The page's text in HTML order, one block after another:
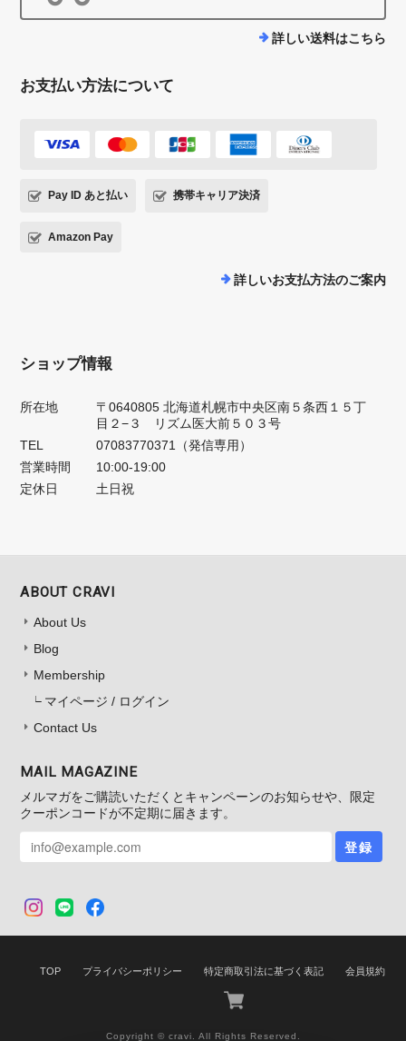
詳しい送料はこちら
お支払い方法について
Pay ID あと払い 携帯キャリア決済
Amazon Pay
詳しいお支払方法のご案内
ショップ情報
所在地
〒0640805 北海道札幌市中央区南５条西１５丁
目２−３ リズム医大前５０３号
TEL
07083770371（発信専用）
営業時間
10:00-19:00
定休日
土日祝
ABOUT CRAVI
About Us
Blog
Membership
マイページ / ログイン
Contact Us
MAIL MAGAZINE
メルマガをご購読いただくとキャンペーンのお知らせや、限定
クーポンコードが不定期に届きます。
登録
TOP プライバシーポリシー 特定商取引法に基づく表記 会員規約
Copyright © cravi. All Rights Reserved.